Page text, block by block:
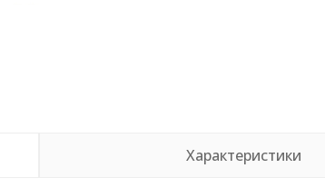
Характеристики